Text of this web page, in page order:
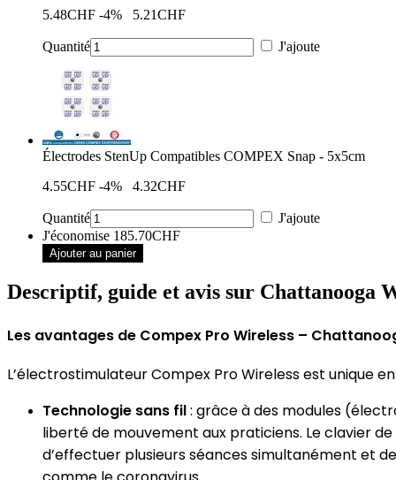
5.48CHF -4% 5.21CHF
Quantité J'ajoute
Électrodes StenUp Compatibles COMPEX Snap - 5x5cm
4.55CHF -4% 4.32CHF
Quantité
J'ajoute
J'économise 185.70CHF
Ajouter au panier
Descriptif, guide et avis sur Chattanooga
Les avantages de Compex Pro Wireless –
L’électrostimulateur Compex Pro Wireless est unique
Technologie sans fil: grâce à des modules
liberté de mouvement aux praticiens. Le clavier
d’effectuer plusieurs séances simultanément et